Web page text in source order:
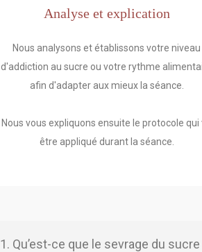
Analyse et explication
Nous analysons et établissons votre niveau
d'addiction au sucre ou votre rythme
afin d'adapter aux mieux la séance.
Nous vous expliquons ensuite le protocole qui
être appliqué durant la séance.
1. Qu’est-ce que le sevrage du